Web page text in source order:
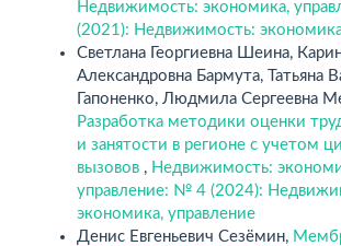
Недвижимость: экономика,
(2021): Недвижимость:
Светлана Георгиевна Шеина,
Александровна Бармута, Татьяна
Гапоненко, Людмила Сергеевна
Разработка методики оценки
и занятости в регионе с учетом
вызовов , Недвижимость:
управление: № 4 (2024):
экономика, управление
Денис Евгеньевич Сезёмин,